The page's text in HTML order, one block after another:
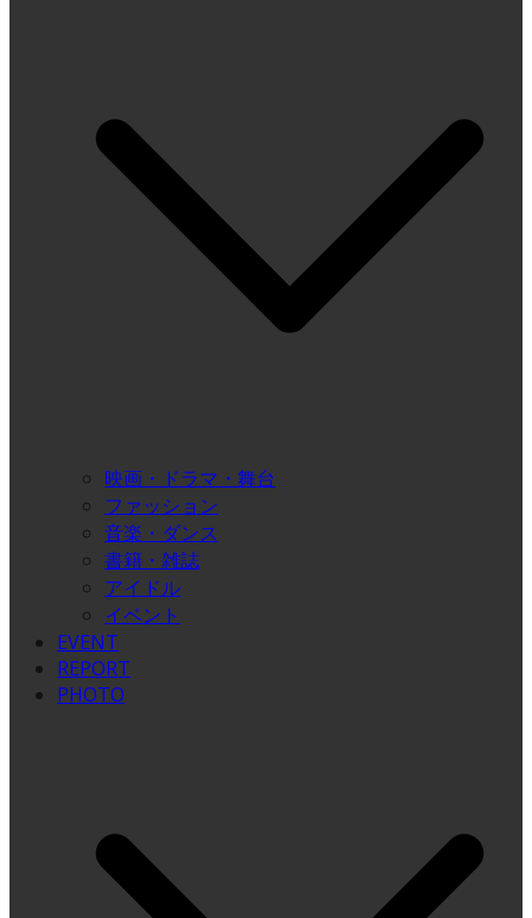
映画・ドラマ・舞台
ファッション
音楽・ダンス
書籍・雑誌
アイドル
イベント
EVENT
REPORT
PHOTO